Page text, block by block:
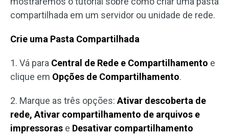
compartilhada em um servidor ou unidade de rede.
Crie uma Pasta Compartilhada
1. Vá para Central de Rede e Compartilhamento e
clique em Opções de Compartilhamento.
2. Marque as três opções: Ativar descoberta de
rede, Ativar compartilhamento de arquivos e
impressoras e Desativar compartilhamento